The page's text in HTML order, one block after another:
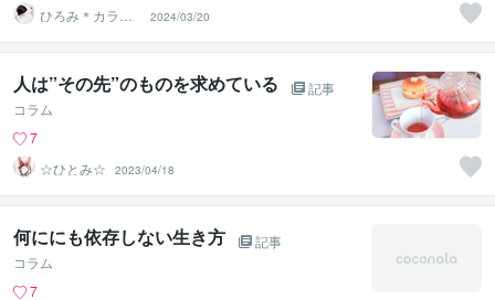
ひろみ＊カラー
リーディング
2024/03/20
人は”その先”のものを求めている
記事
コラム
7
☆ひとみ☆
2023/04/18
何ににも依存しない生き方
記事
コラム
7